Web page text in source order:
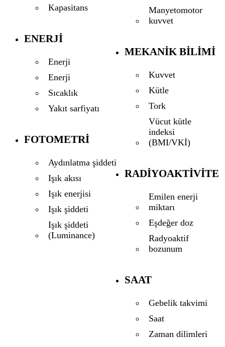
Kapasitans
ENERJI
Enerji
Enerji
Sıcaklık
Yakıt sarfiyatı
FOTOMETRI
Aydınlatma şiddeti
Işık akısı
Işık enerjisi
Işık şiddeti
Işık şiddeti
(Luminance)
Manyetomotor
kuvvet
MEKANIK BILIMI
Kuvvet
Kütle
Tork
Vücut kütle
indeksi
(BMI/VKİ)
RADIYOAKTIVITE
Emilen enerji
miktarı
Eşdeğer doz
Radyoaktif
bozunum
SAAT
Gebelik takvimi
Saat
Zaman dilimleri